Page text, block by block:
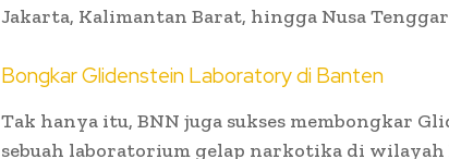
Jakarta, Kalimantan Barat, hingga Nusa
Bongkar Glidenstein Laboratory di Banten
Tak hanya itu, BNN juga sukses membongkar
sebuah laboratorium gelap narkotika di wilayah